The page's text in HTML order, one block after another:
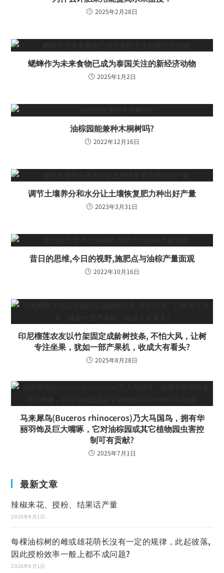
2025年2月28日
蟋蟀作为未来食物已成为泰国关注的新经济动物
2025年1月2日
油棕园能兼种木桐树吗?
2022年12月16日
调节土壤养分和水分让土壤恢复肥力种出好产量
2023年3月31日
昔日的思维,今日的视野,施肥点与油棕产量面观
2022年10月16日
印尼榴莲农友以竹架固定成龄树技条, 不怕大风，让树
专注坐果，犹如一部产果机，收成大有看头?
2025年8月28日
马来犀鸟(Buceros rhinoceros)乃大马国鸟，拥有华
丽羽饰及巨大嘴啄，它对油棕园或其它植物园虫害控
制可有贡献?
2025年7月1日
最新文章
辣椒来花、授粉、结果话产量
2026年8月1日
每棵油棕树的雌或雄花萌长沒有一定的规律，此起彼落,
因此授粉效率一般上都不成问题?
2026年8月1日